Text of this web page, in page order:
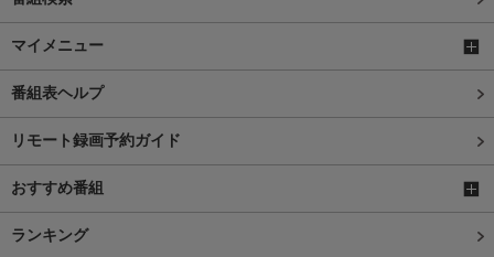
マイメニュー
番組表ヘルプ
リモート録画予約ガイド
おすすめ番組
ランキング